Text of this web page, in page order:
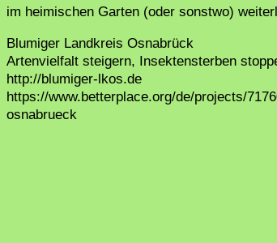
im heimischen Garten (oder sonstwo)
Blumiger Landkreis Osnabrück
Artenvielfalt steigern, Insektensterben
http://blumiger-lkos.de
https://www.betterplace.org/de/projects/
osnabrueck